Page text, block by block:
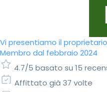
Vi presentiamo il
Membro dal febbraio 2024
4.7/5 basato su 15
Affittato già 37 volte